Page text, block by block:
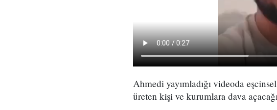
Ahmedi yayımladığı videoda
üreten kişi ve kurumlara dava